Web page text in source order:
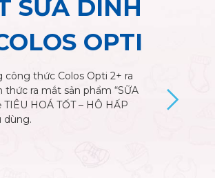
SỮA DINH
OPTI
thức Colos Opti 2+ ra
ra mắt sản phẩm “SỮA
HOÁ TỐT – HÔ HẤP
dùng.